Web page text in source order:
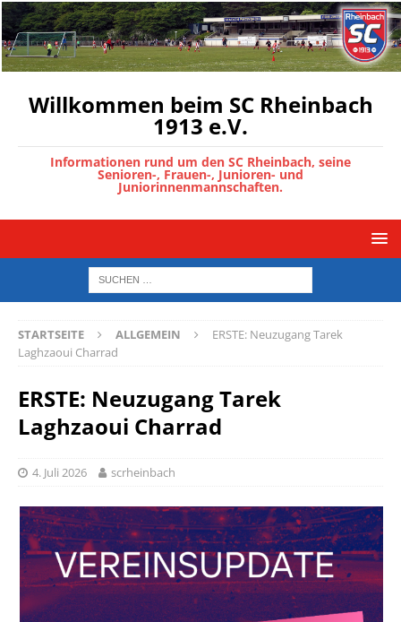
Willkommen beim SC Rheinbach
1913 e.V.
Informationen rund um den SC Rheinbach, seine
Senioren-, Frauen-, Junioren- und
Juniorinnenmannschaften.
STARTSEITE ALLGEMEIN
ERSTE: Neuzugang Tarek
Laghzaoui Charrad
ERSTE: Neuzugang Tarek
Laghzaoui Charrad
4. Juli 2026 scrheinbach